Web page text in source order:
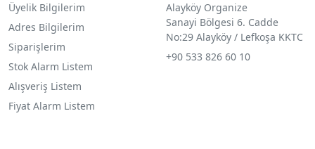
Üyelik Bilgilerim
Adres Bilgilerim
Siparişlerim
Stok Alarm Listem
Alışveriş Listem
Fiyat Alarm Listem
Alayköy Organize
Sanayi Bölgesi 6. Cadde
No:29 Alayköy / Lefkoşa KKTC
+90 533 826 60 10